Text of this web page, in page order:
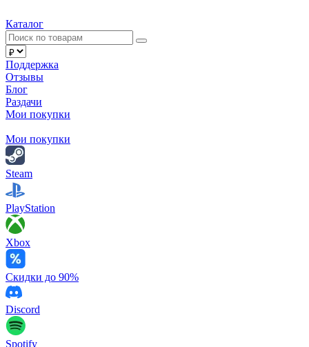
Каталог
Поддержка
Отзывы
Блог
Раздачи
Мои покупки
Мои покупки
Steam
PlayStation
Xbox
Скидки до 90%
Discord
Spotify